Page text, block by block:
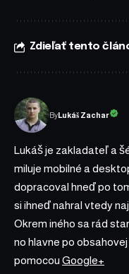
Zdieľať tento
ByLukáš Zachar
Lukáš je zakladateľ a
miluje mobilné a
dopracoval hneď po
si ihneď nahral vtedy
Okrem iného sa rád
no hlavne po
pomocou Google+